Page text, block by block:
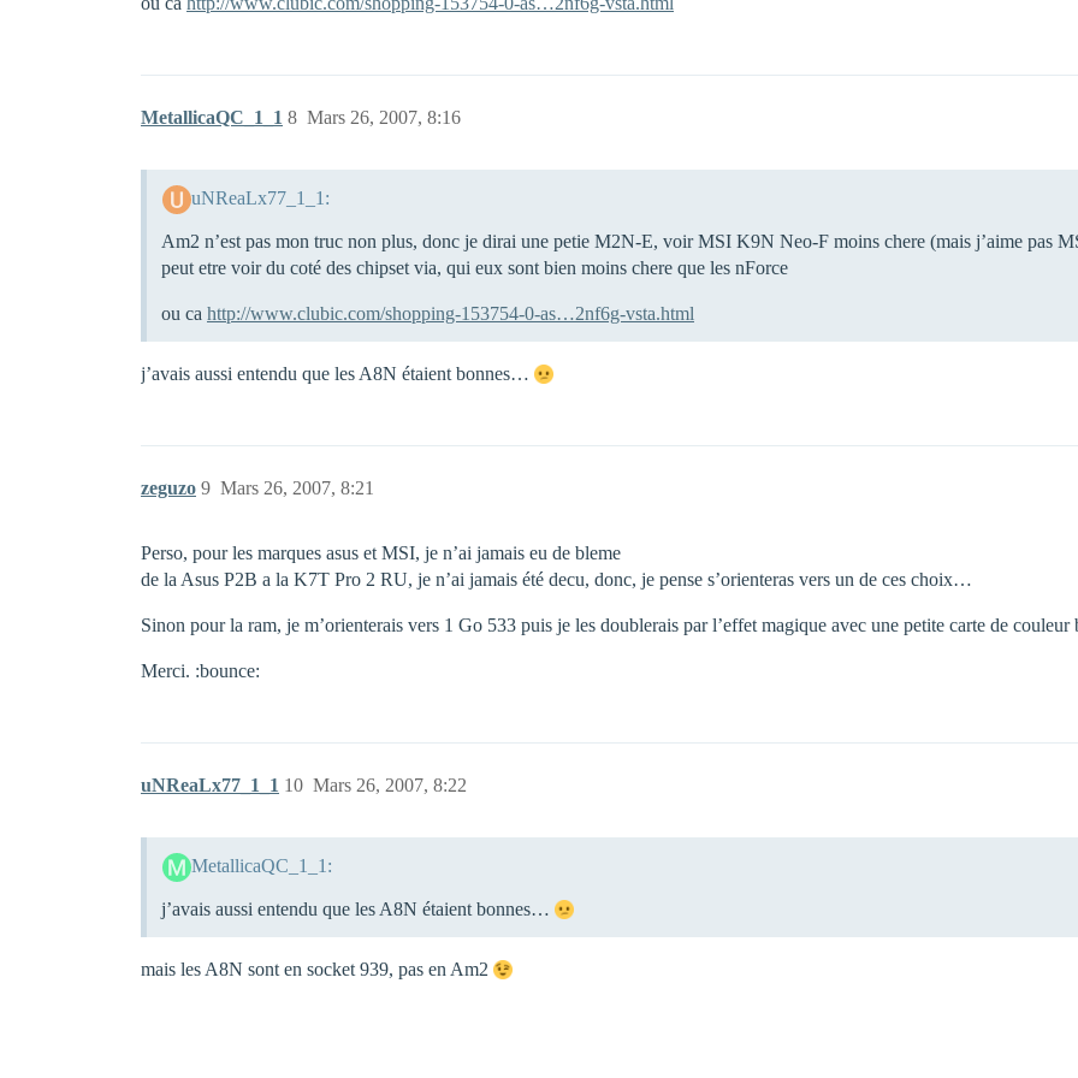
MetallicaQC_1_1 Mars 26, 2007, 8:16
8
uNReaLx77_1_1:
Am2 n’est pas mon truc non plus, donc je dirai une petie M2N-E, voir MSI K9N Neo-F moins chere (mais j’aime pas
peut etre voir du coté des chipset via, qui eux sont bien moins chere que les nForce
ou ca http://www.clubic.com/shopping-153754-0-as…2nf6g-vsta.html
j’avais aussi entendu que les A8N étaient bonnes…
zeguzo Mars 26, 2007, 8:21
9
Perso, pour les marques asus et MSI, je n’ai jamais eu de bleme
de la Asus P2B a la K7T Pro 2 RU, je n’ai jamais été decu, donc, je pense s’orienteras vers un de ces choix…
Sinon pour la ram, je m’orienterais vers 1 Go 533 puis je les doublerais par l’effet magique avec une petite carte de
Merci. :bounce:
uNReaLx77_1_1 Mars 26, 2007, 8:22
10
MetallicaQC_1_1:
j’avais aussi entendu que les A8N étaient bonnes…
mais les A8N sont en socket 939, pas en Am2